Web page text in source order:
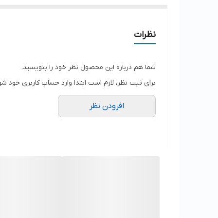
نظرات
شما هم درباره این محصول نظر خود را بنویسید.
برای ثبت نظر، لازم است ابتدا وارد حساب کاربری خود
افزودن نظر